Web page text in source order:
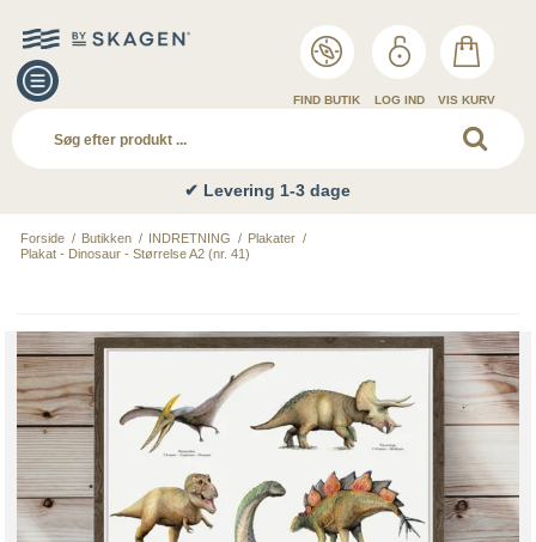
FIND BUTIK LOG IND VIS KURV
✔ Levering 1-3 dage
Forside / Butikken / INDRETNING / Plakater /
Plakat - Dinosaur - Størrelse A2 (nr. 41)